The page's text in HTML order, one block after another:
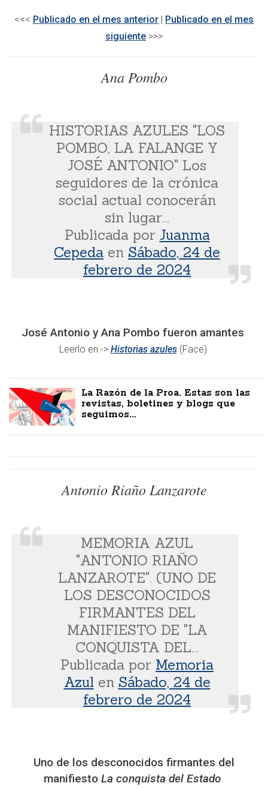
<<< Publicado en el mes anterior | Publicado en el mes
siguiente >>>​
Ana Pombo
HISTORIAS AZULES "LOS
POMBO, LA FALANGE Y
JOSÉ ANTONIO" Los
seguidores de la crónica
social actual conocerán
sin lugar...
Publicada por Juanma
Cepeda en Sábado, 24 de
febrero de 2024
José Antonio y Ana Pombo fueron amantes.
Leerlo en -> Historias azules(Face).
La Razón de la Proa. Estas son las
revistas, boletines y blogs que
seguimos...
Antonio Riaño Lanzarote
MEMORIA AZUL
"ANTONIO RIAÑO
LANZAROTE". (UNO DE
LOS DESCONOCIDOS
FIRMANTES DEL
MANIFIESTO DE "LA
CONQUISTA DEL...
Publicada por Memoria
Azul en Sábado, 24 de
febrero de 2024
Uno de los desconocidos firmantes del
manifiesto La conquista del Estado.